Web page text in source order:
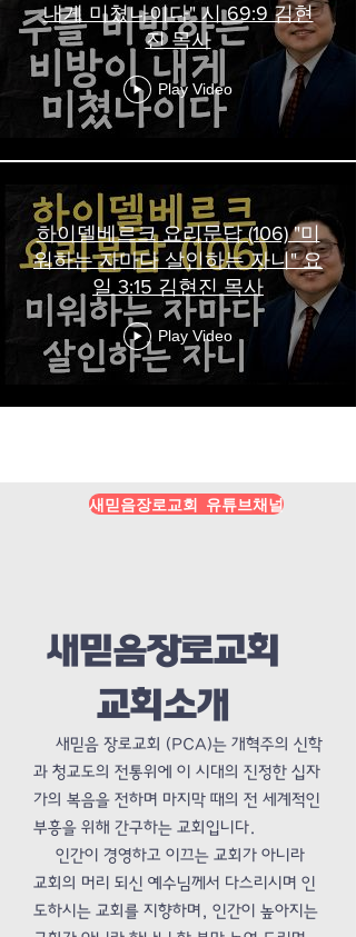
내게 미쳤나이다" 시 69:9 김현
진 목사
Play Video
하이델베르크 요리문답 (106) "미
워하는 자마다 살인하는 자니" 요
일 3:15 김현진 목사
Play Video
새믿음장로교회 유튜브채널
새믿음 장로교회 (PCA)는 개혁주의 신학
과 청교도의 전통위에 이 시대의 진정한 십자
가의 복음을 전하며 마지막 때의 전 세계적인
부흥을 위해 간구하는 교회입니다.
인간이 경영하고 이끄는 교회가 아니라
교회의 머리 되신 예수님께서 다스리시며 인
도하시는 교회를 지향하며, 인간이 높아지는
새믿음장로교회
교회소개